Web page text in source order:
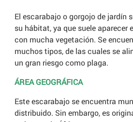
El escarabajo o gorgojo de jardín
su hábitat, ya que suele aparecer
con mucha vegetación. Se
muchos tipos, de las cuales se
un gran riesgo como plaga.
ÁREA GEOGRÁFICA
Este escarabajo se encuentra
distribuido. Sin embargo, es